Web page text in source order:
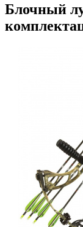
Блочный